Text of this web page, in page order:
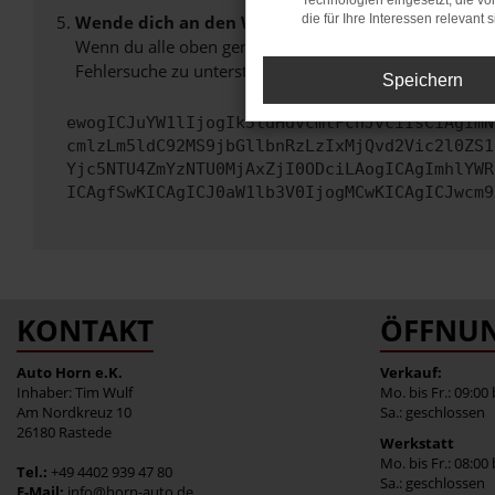
Wende dich an den Webseitenbetreiber.
Wenn du alle oben genannten Schritte versucht hast,
Fehlersuche zu unterstützen:
KONTAKT
Auto Horn e.K.
Inhaber: Tim Wulf
Am Nordkreuz 10
26180 Rastede
Tel.: +49 4402 939 47 80
Verkauf:
Mo. bis Fr.: 09:00
Sa.: geschlossen
Werkstatt
Mo. bis Fr.: 08:00
Sa.: geschlossen
die für Ihre Interessen relevant
Speichern